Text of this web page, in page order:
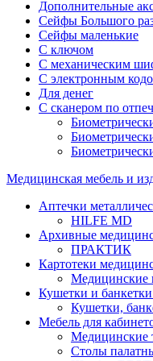
Дополнительные
Сейфы Большого
Сейфы маленькие
С ключом
С механическим
С электронным
Для денег
С сканером по
Медицинская мебель и
Аптечки
HILFE MD
Архивные
ПРАКТИК
Картотеки
Медицинские
Кушетки и
Кушетки,
Мебель для
Столы